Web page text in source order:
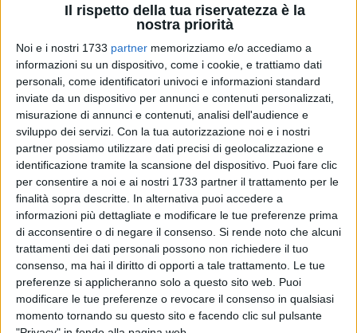
Il rispetto della tua riservatezza è la
nostra priorità
Noi e i nostri 1733 partner memorizziamo e/o accediamo a
informazioni su un dispositivo, come i cookie, e trattiamo dati
personali, come identificatori univoci e informazioni standard
inviate da un dispositivo per annunci e contenuti personalizzati,
misurazione di annunci e contenuti, analisi dell'audience e
sviluppo dei servizi. Con la tua autorizzazione noi e i nostri
partner possiamo utilizzare dati precisi di geolocalizzazione e
identificazione tramite la scansione del dispositivo. Puoi fare clic
per consentire a noi e ai nostri 1733 partner il trattamento per le
finalità sopra descritte. In alternativa puoi accedere a
informazioni più dettagliate e modificare le tue preferenze prima
di acconsentire o di negare il consenso. Si rende noto che alcuni
trattamenti dei dati personali possono non richiedere il tuo
consenso, ma hai il diritto di opporti a tale trattamento. Le tue
preferenze si applicheranno solo a questo sito web. Puoi
modificare le tue preferenze o revocare il consenso in qualsiasi
momento tornando su questo sito e facendo clic sul pulsante
Una grande festa di sport. Questo, in sintesi, il parere
espresso dai partecipanti alla seconda edizione del "Trail
delle 5 querce", gara podistica di 19 chilometri che si è svolta
nel bosco Difesa grande di Gravina di Puglia. La gara,
organizzata dall'Atletica Gravina Festina Lente, ha visto ai
nastri di partenza circa 600 iscritti.
Impegnativo ma bellissimo il percorso nella macchia verde
murgiana che rende questa gara una vera chicca nel
panorama delle gare regionali, posizione che condivide con
l'altra splendida gara trial che si disputa nella Valle d'Itria a
Casalini, in Provincia di Brindisi.